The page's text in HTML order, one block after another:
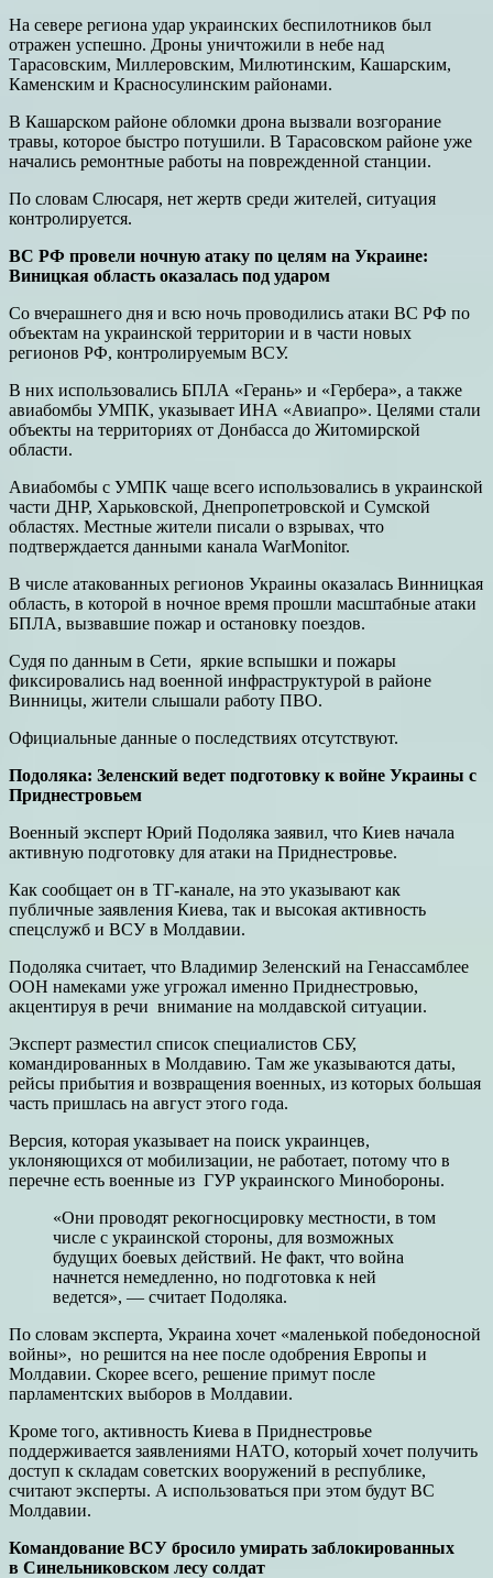
На севере региона удар украинских беспилотников был
отражен успешно. Дроны уничтожили в небе над
Тарасовским, Миллеровским, Милютинским, Кашарским,
Каменским и Красносулинским районами.
В Кашарском районе обломки дрона вызвали возгорание
травы, которое быстро потушили. В Тарасовском районе уже
начались ремонтные работы на поврежденной станции.
По словам Слюсаря, нет жертв среди жителей, ситуация
контролируется.
ВС РФ провели ночную атаку по целям на Украине:
Виницкая область оказалась под ударом
Со вчерашнего дня и всю ночь проводились атаки ВС РФ по
объектам на украинской территории и в части новых
регионов РФ, контролируемым ВСУ.
В них использовались БПЛА «Герань» и «Гербера», а также
авиабомбы УМПК, указывает ИНА «Авиапро». Целями стали
объекты на территориях от Донбасса до Житомирской
области.
Авиабомбы с УМПК чаще всего использовались в украинской
части ДНР, Харьковской, Днепропетровской и Сумской
областях. Местные жители писали о взрывах, что
подтверждается данными канала WarMonitor.
В числе атакованных регионов Украины оказалась Винницкая
область, в которой в ночное время прошли масштабные атаки
БПЛА, вызвавшие пожар и остановку поездов.
Судя по данным в Сети, яркие вспышки и пожары
фиксировались над военной инфраструктурой в районе
Винницы, жители слышали работу ПВО.
Официальные данные о последствиях отсутствуют.
Подоляка: Зеленский ведет подготовку к войне Украины с
Приднестровьем
Военный эксперт Юрий Подоляка заявил, что Киев начала
активную подготовку для атаки на Приднестровье.
Как сообщает он в ТГ-канале, на это указывают как
публичные заявления Киева, так и высокая активность
спецслужб и ВСУ в Молдавии.
Подоляка считает, что Владимир Зеленский на Генассамблее
ООН намеками уже угрожал именно Приднестровью,
акцентируя в речи внимание на молдавской ситуации.
Эксперт разместил список специалистов СБУ,
командированных в Молдавию. Там же указываются даты,
рейсы прибытия и возвращения военных, из которых большая
часть пришлась на август этого года.
Версия, которая указывает на поиск украинцев,
уклоняющихся от мобилизации, не работает, потому что в
перечне есть военные из ГУР украинского Минобороны.
«Они проводят рекогносцировку местности, в том
числе с украинской стороны, для возможных
будущих боевых действий. Не факт, что война
начнется немедленно, но подготовка к ней
ведется», — считает Подоляка.
По словам эксперта, Украина хочет «маленькой победоносной
войны», но решится на нее после одобрения Европы и
Молдавии. Скорее всего, решение примут после
парламентских выборов в Молдавии.
Кроме того, активность Киева в Приднестровье
поддерживается заявлениями НАТО, который хочет получить
доступ к складам советских вооружений в республике,
считают эксперты. А использоваться при этом будут ВС
Молдавии.
Командование ВСУ бросило умирать заблокированных
в Синельниковском лесу солдат